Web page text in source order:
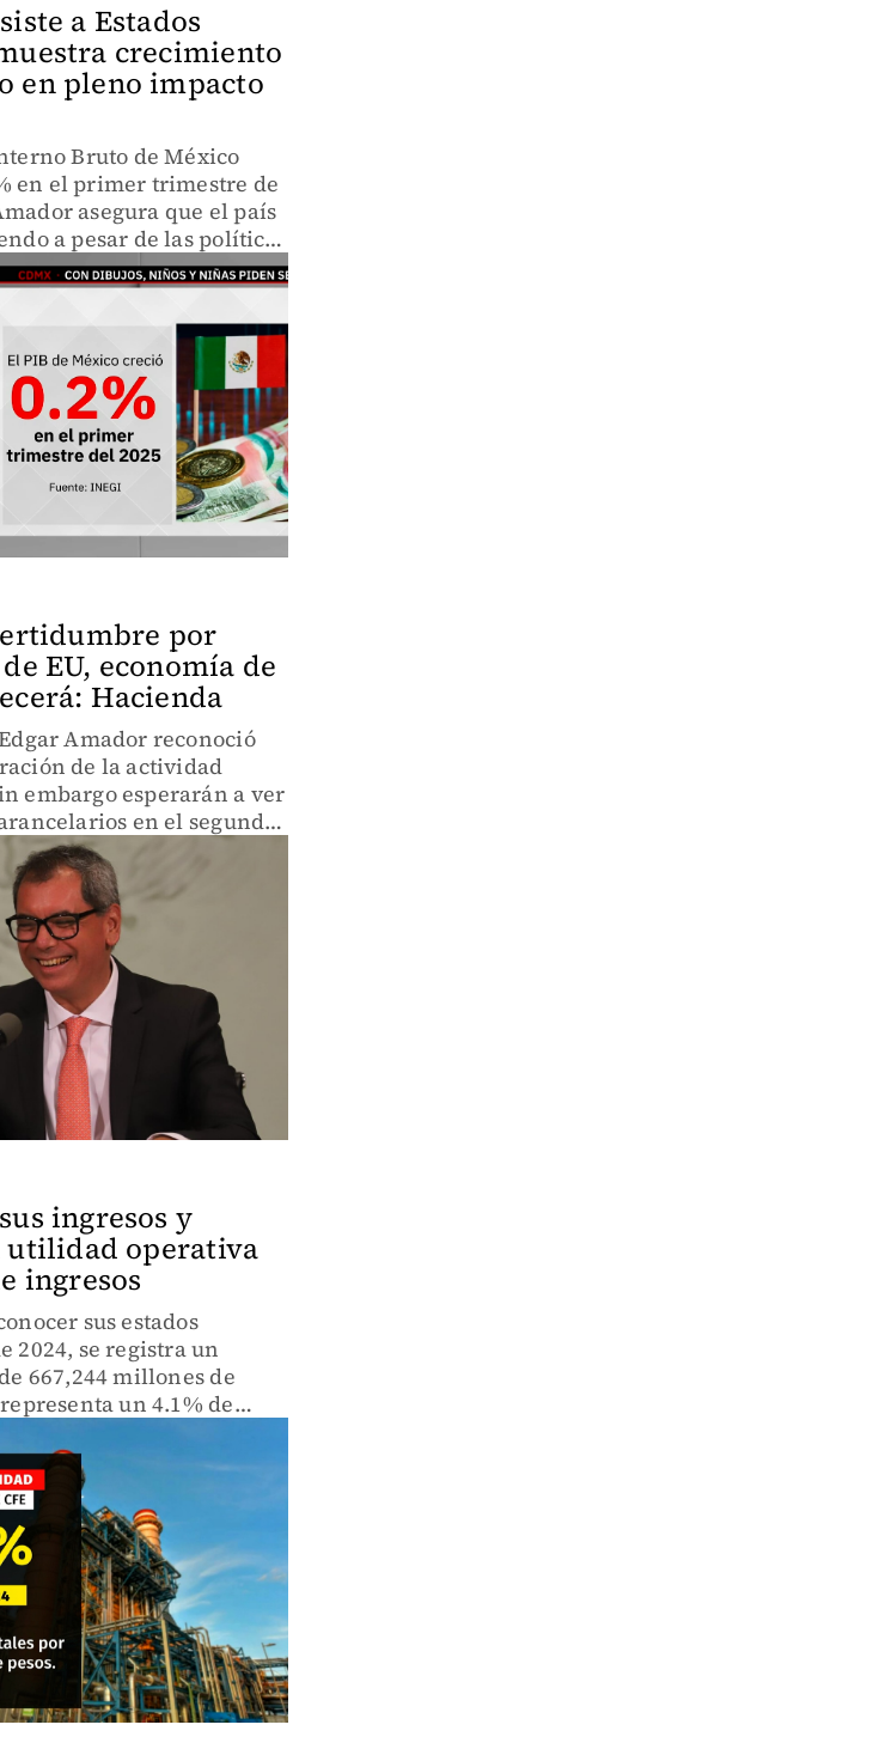
a Estados
crecimiento
en pleno impacto
Bruto de México
en el primer trimestre de
asegura que el país
a pesar de las políticas
Trump.
por
EU, economía de
Hacienda
Amador reconoció
de la actividad
embargo esperarán a ver
en el segundo
ingresos y
utilidad operativa
ingresos
sus estados
2024, se registra un
667,244 millones de
un 4.1% de